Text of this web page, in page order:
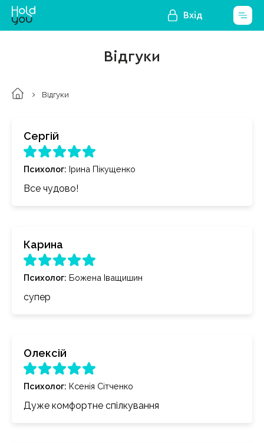
Вхід
Відгуки
Відгуки
Сергій
Психолог: Ірина Пікущенко
Все чудово!
Карина
Психолог: Божена Іващишин
супер
Олексій
Психолог: Ксенія Сітченко
Дуже комфортне спілкування